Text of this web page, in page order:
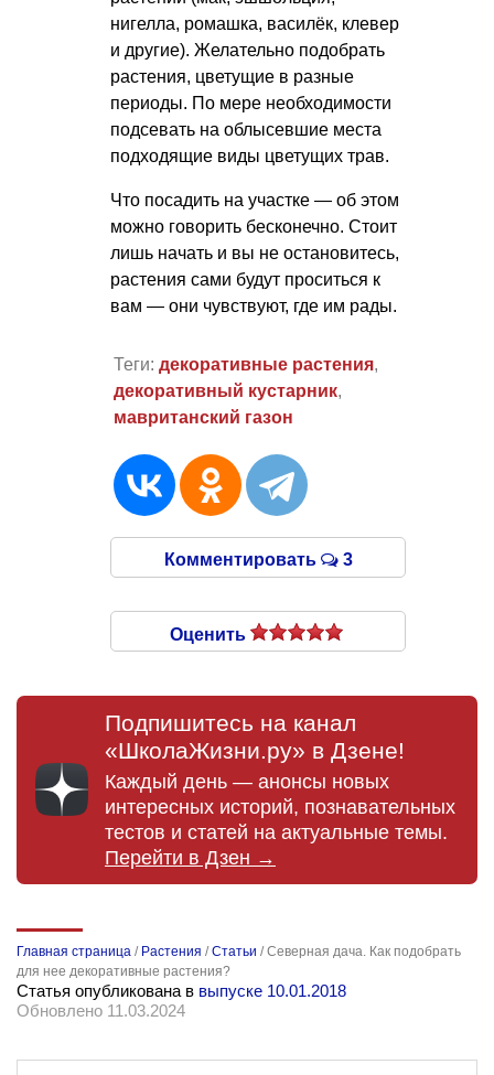
нигелла, ромашка, василёк, клевер
и другие). Желательно подобрать
растения, цветущие в разные
периоды. По мере необходимости
подсевать на облысевшие места
подходящие виды цветущих трав.
Что посадить на участке — об этом
можно говорить бесконечно. Стоит
лишь начать и вы не остановитесь,
растения сами будут проситься к
вам — они чувствуют, где им рады.
Теги: декоративные растения,
декоративный кустарник,
мавританский газон
Комментировать 3
Оценить
Подпишитесь на канал
«ШколаЖизни.ру» в Дзене!
Каждый день — анонсы новых
интересных историй, познавательных
тестов и статей на актуальные темы.
Перейти в Дзен →
Главная страница / Растения /Статьи /Северная дача. Как подобрать
для нее декоративные растения?
Статья опубликована в выпуске 10.01.2018
Обновлено 11.03.2024